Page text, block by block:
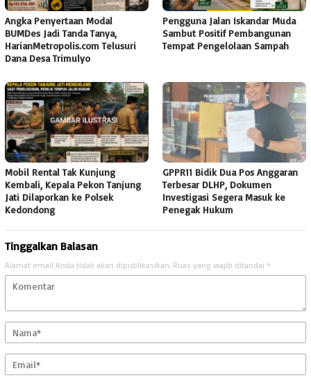
Angka Penyertaan Modal
BUMDes Jadi Tanda Tanya,
HarianMetropolis.com Telusuri
Dana Desa Trimulyo
Pengguna Jalan Iskandar Muda
Sambut Positif Pembangunan
Tempat Pengelolaan Sampah
Mobil Rental Tak Kunjung
Kembali, Kepala Pekon Tanjung
Jati Dilaporkan ke Polsek
Kedondong
GPPR11 Bidik Dua Pos Anggaran
Terbesar DLHP, Dokumen
Investigasi Segera Masuk ke
Penegak Hukum
Tinggalkan Balasan
Alamat email Anda tidak akan dipublikasikan. Ruas yang wajib ditandai *